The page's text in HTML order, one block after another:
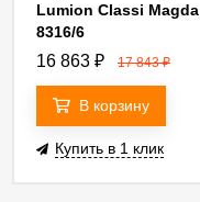
Lumion Classi Magda
8316/6
16 863 ₽ 17 843₽
В корзину
Купить в 1 клик